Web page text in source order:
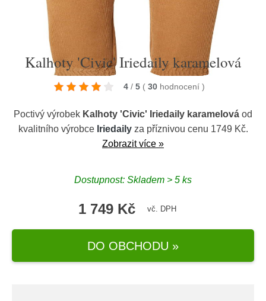
Kalhoty 'Civic' Iriedaily karamelová
4 / 5 ( 30 hodnocení )
Poctivý výrobek Kalhoty 'Civic' Iriedaily karamelová od
kvalitního výrobce Iriedailyza příznivou cenu 1749 Kč.
Zobrazit více »
Dostupnost: Skladem > 5 ks
1 749 Kč vč. DPH
DO OBCHODU »